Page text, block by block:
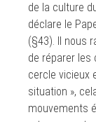
de la culture
déclare le
(§43). Il nous
de réparer les
cercle vicieux
situation »,
mouvements